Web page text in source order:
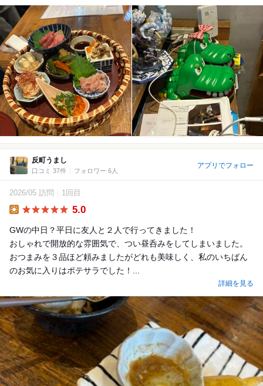
反町うまし
口コミ 37件 フォロワー 6人
アプリでフォロー
2026/05 訪問 1回目
5.0
GWの中日？平日に友人と２人で行ってきました！
おしゃれで開放的な雰囲気で、つい昼呑みをしてしまいました。
おつまみを３品ほど頼みましたがどれも美味しく、私のいちばん
のお気に入りはポテサラでした！...
詳細を見る